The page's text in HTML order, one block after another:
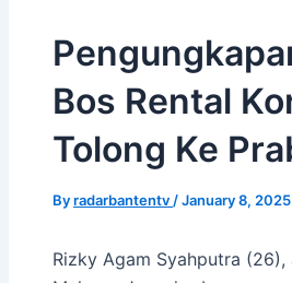
Bos Rental
Tolong Ke
Byradarbantentv /January 8, 2025
Rizky Agam Syahputra